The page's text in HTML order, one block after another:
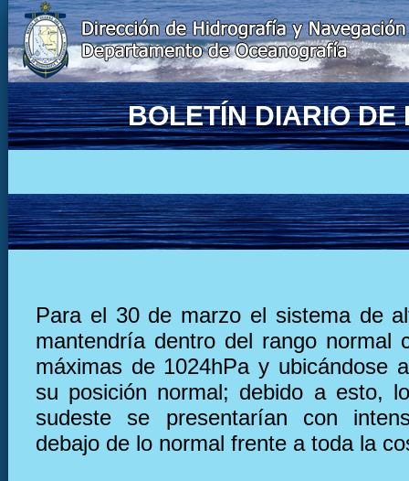
BOLETÍN DIARIO DE
Para el 30 de marzo el sistema de
mantendría dentro del rango normal
máximas de 1024hPa y ubicándose
su posición normal; debido a esto,
sudeste se presentarían con
debajo de lo normal frente a toda la